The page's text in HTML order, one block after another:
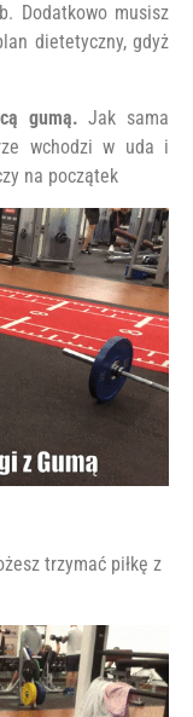
Dodatkowo musisz
dietetyczny, gdyż
gumą. Jak sama
wchodzi w uda i
na początek
trzymać piłkę z